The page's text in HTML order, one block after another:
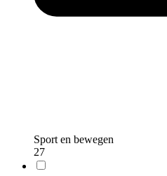
Sport en bewegen
27